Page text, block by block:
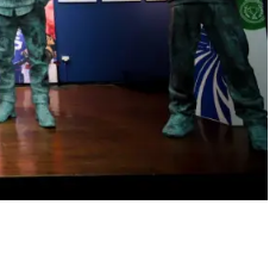
Pemkot Siapkan TPST